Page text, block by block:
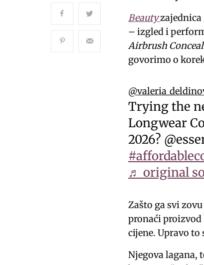
Beauty
– izgled i
Airbrush
govorimo o
Trying the
Longwear
2026?
♬ original
Zašto ga svi zovu
pronaći
cijene. Upravo to
Njegova lagana,